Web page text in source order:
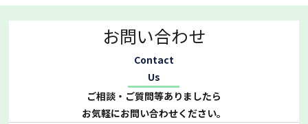
お問い合わせ
Contact
Us
ご相談・ご質問等ありましたら
お気軽にお問い合わせください。